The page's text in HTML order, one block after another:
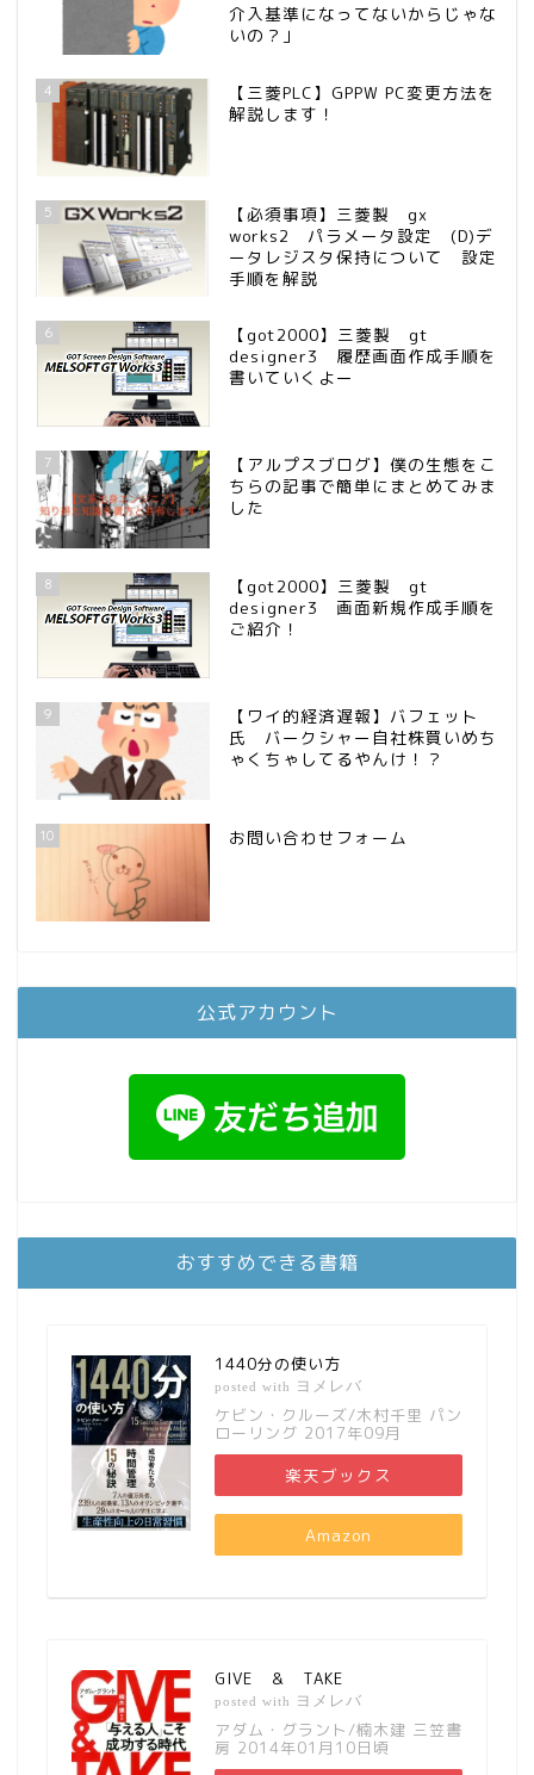
介入基準になってないからじゃな
いの？」
4
【三菱PLC】GPPW PC変更方法を
解説します！
5
【必須事項】三菱製 gx
works2 パラメータ設定 (D)デ
ータレジスタ保持について 設定
手順を解説
6
【got2000】三菱製 gt
designer3 履歴画面作成手順を
書いていくよー
7
【アルプスブログ】僕の生態をこ
ちらの記事で簡単にまとめてみま
した
8
【got2000】三菱製 gt
designer3 画面新規作成手順を
ご紹介！
9
【ワイ的経済遅報】バフェット
氏 バークシャー自社株買いめち
ゃくちゃしてるやんけ！？
10 お問い合わせフォーム
公式アカウント
おすすめできる書籍
1440分の使い方
posted with ヨメレバ
ケビン・クルーズ/木村千里 パン
ローリング 2017年09月
楽天ブックス
Amazon
GIVE ＆ TAKE
posted with ヨメレバ
アダム・グラント/楠木建 三笠書
房 2014年01月10日頃